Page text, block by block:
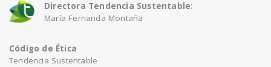
Directora Tendencia Sustentable:
María Fernanda Montaña
Código de Ética
Tendencia Sustentable